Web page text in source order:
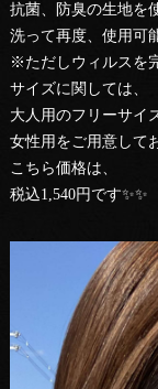
抗菌、防臭の生地を
洗って再度、使用可
※ただしウィルスを
サイズに関しては、
大人用のフリーサイ
女性用をご用意して
こちら価格は、
税込1,540円です✨✨